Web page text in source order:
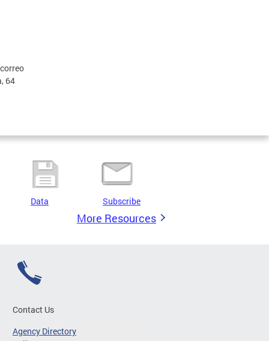
64
Data Subscribe
More Resources
Contact Us
Agency Directory